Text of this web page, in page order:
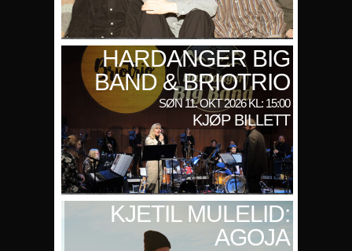
HARDANGER BIG
BAND & BRIOTRIO
SØN 11. OKT 2026 KL: 15:00
KJØP BILLETT
KJETIL MULELID:
AGOJA